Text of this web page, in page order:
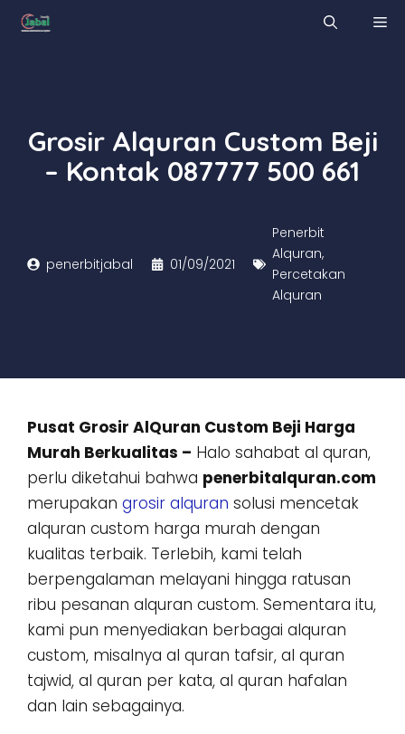
Skip
Grosir Alquran Custom Beji
– Kontak 087777 500 661
penerbitjabal 01/09/2021
Penerbit
Alquran,
Percetakan
Alquran
Pusat Grosir AlQuran Custom Beji Harga
Murah Berkualitas – Halo sahabat al quran,
perlu diketahui bahwa penerbitalquran.com
merupakan grosir alquran solusi mencetak
alquran custom harga murah dengan
kualitas terbaik. Terlebih, kami telah
berpengalaman melayani hingga ratusan
ribu pesanan alquran custom. Sementara itu,
kami pun menyediakan berbagai alquran
custom, misalnya al quran tafsir, al quran
tajwid, al quran per kata, al quran hafalan
dan lain sebagainya.